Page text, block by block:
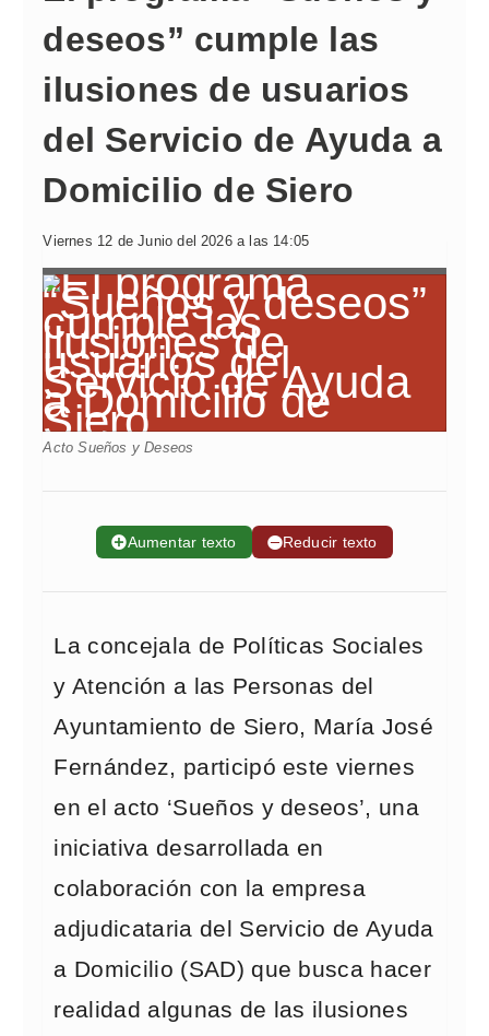
deseos” cumple las
ilusiones de usuarios
del Servicio de Ayuda a
Domicilio de Siero
Viernes 12 de Junio del 2026 a las 14:05
Acto Sueños y Deseos
➕Aumentar texto ➖Reducir texto
La concejala de Políticas Sociales
y Atención a las Personas del
Ayuntamiento de Siero, María José
Fernández, participó este viernes
en el acto ‘Sueños y deseos’, una
iniciativa desarrollada en
colaboración con la empresa
adjudicataria del Servicio de Ayuda
a Domicilio (SAD) que busca hacer
realidad algunas de las ilusiones